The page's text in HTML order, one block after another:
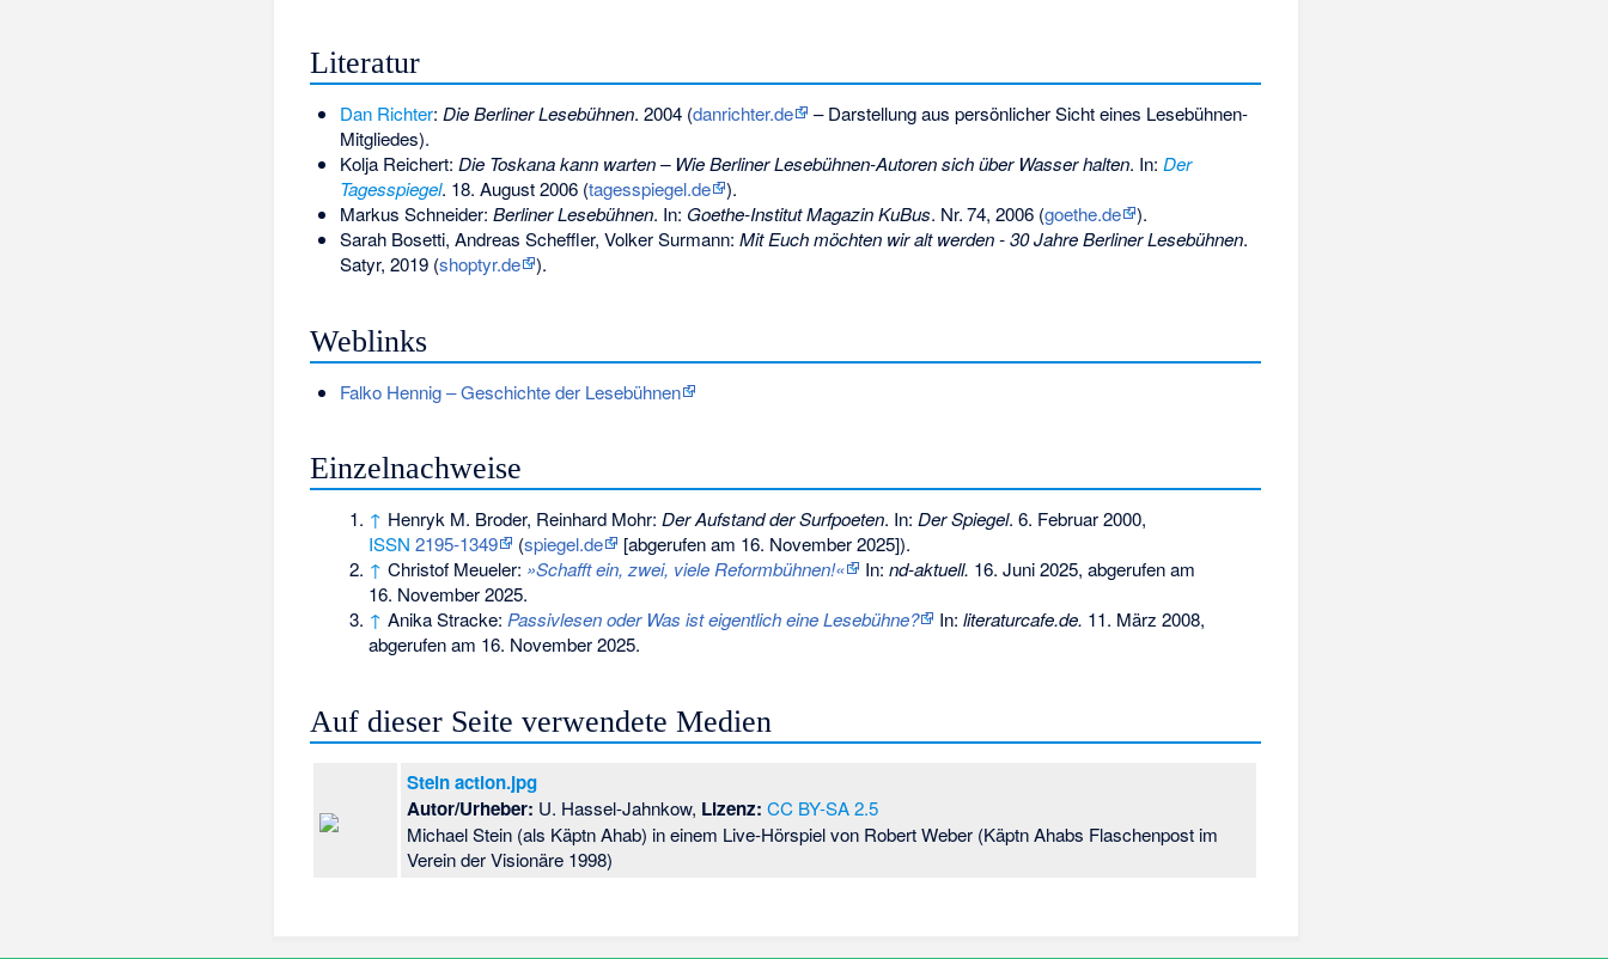
Literatur
Dan Richter: Die Berliner Lesebühnen. 2004 (danrichter.de
– Darstellung aus persönlicher Sicht eines Lesebühnen-
Mitgliedes).
Kolja Reichert: Die Toskana kann warten – Wie Berliner Lesebühnen-Autoren sich über Wasser halten. In: Der
Tagesspiegel. 18. August 2006 (tagesspiegel.de
).
Markus Schneider: Berliner Lesebühnen. In: Goethe-Institut Magazin KuBus. Nr.74, 2006 (goethe.de
).
Sarah Bosetti, Andreas Scheffler, Volker Surmann: Mit Euch möchten wir alt werden - 30 Jahre Berliner Lesebühnen.
Satyr, 2019 (shoptyr.de ).
Weblinks
Falko Hennig – Geschichte der Lesebühnen
Einzelnachweise
↑ Henryk M. Broder, Reinhard Mohr: Der Aufstand der Surfpoeten. In: Der Spiegel. 6. Februar 2000,
ISSN 2195-1349 (spiegel.de
[abgerufen am 16. November 2025]).
↑ Christof Meueler: »Schafft ein, zwei, viele Reformbühnen!« In: nd-aktuell. 16. Juni 2025, abgerufen am
16. November 2025.
↑ Anika Stracke: Passivlesen oder Was ist eigentlich eine Lesebühne? In: literaturcafe.de. 11. März 2008,
abgerufen am 16. November 2025.
Auf dieser Seite verwendete Medien
Stein action.jpg
Autor/Urheber: U. Hassel-Jahnkow, Lizenz: CC BY-SA 2.5
Michael Stein (als Käptn Ahab) in einem Live-Hörspiel von Robert Weber (Käptn Ahabs Flaschenpost im
Verein der Visionäre 1998)